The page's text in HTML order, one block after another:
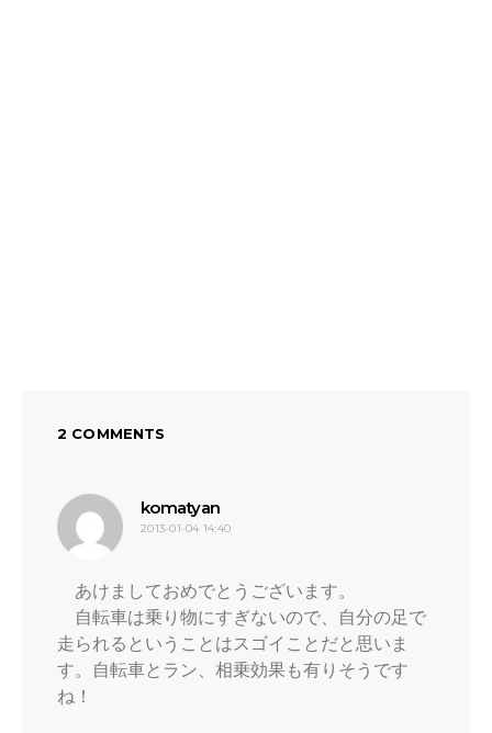
2 COMMENTS
komatyan
り:
2013-01-04 14:40
あけましておめでとうございます。
自転車は乗り物にすぎないので、自分の足で
走られるということはスゴイことだと思いま
す。自転車とラン、相乗効果も有りそうです
ね！